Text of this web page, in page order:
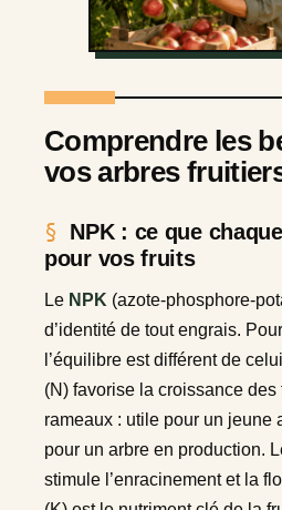
Comprendre les
vos arbres
NPK : ce que
pour vos fruits
Le NPK (azote-phosphore-
d’identité de tout engrais.
l’équilibre est différent de
(N) favorise la croissance
rameaux : utile pour un jeune
pour un arbre en production.
stimule l’enracinement et la